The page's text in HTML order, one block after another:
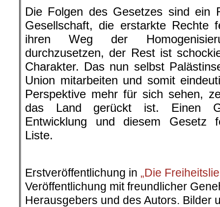
Die Folgen des Gesetzes sind ein
Gesellschaft, die erstarkte Rechte
ihren Weg der
durchzusetzen, der Rest ist
Charakter. Das nun selbst
Union mitarbeiten und somit
Perspektive mehr für sich sehen,
das Land gerückt ist. Einen
Entwicklung und diesem Gesetz
Liste.
Erstveröffentlichung in „Die
Veröffentlichung mit freundlicher
Herausgebers und des Autors. Bilder